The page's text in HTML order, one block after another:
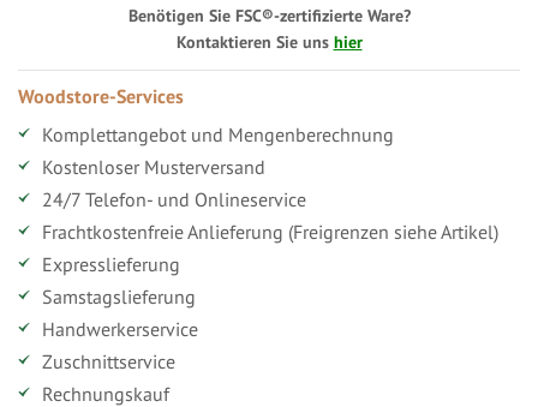
Benötigen Sie FSC®-zertifizierte Ware?
Kontaktieren Sie uns hier
Woodstore-Services
Komplettangebot und Mengenberechnung
Kostenloser Musterversand
24/7 Telefon- und Onlineservice
Frachtkostenfreie Anlieferung (Freigrenzen siehe Artikel)
Expresslieferung
Samstagslieferung
Handwerkerservice
Zuschnittservice
Rechnungskauf